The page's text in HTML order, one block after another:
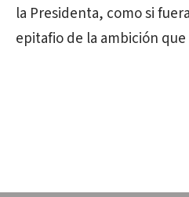
la Presidenta, como si
epitafio de la ambición